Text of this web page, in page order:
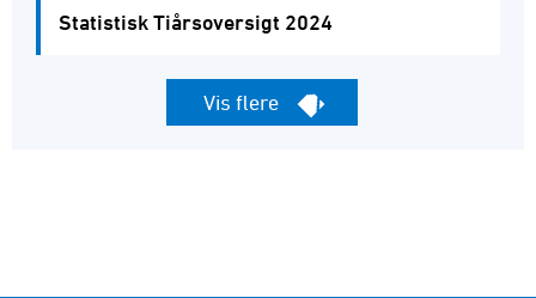
Statistisk Tiårsoversigt 2024
Vis flere